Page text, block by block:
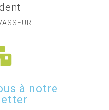
à notre